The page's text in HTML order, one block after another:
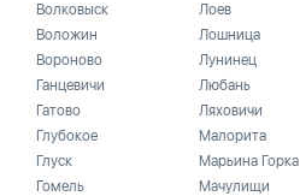
Волковыск
Воложин
Вороново
Ганцевичи
Гатово
Глубокое
Глуск
Гомель
Лоев
Лошница
Лунинец
Любань
Ляховичи
Малорита
Марьина Горка
Мачулищи